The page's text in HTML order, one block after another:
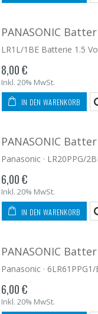
PANASONIC
LR1L/1BE Batterie 1.5
8,00 €
Inkl. 20% MwSt.
IN DEN WARENKORB
PANASONIC
Panasonic · LR20PPG/
6,00 €
Inkl. 20% MwSt.
IN DEN WARENKORB
PANASONIC
Panasonic ·
6,00 €
Inkl. 20% MwSt.